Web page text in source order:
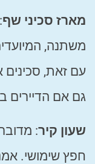
מארז סכיני שף
משתנה,
עם זאת, סכינים
גם אם הדיירים
שעון קיר:
חפץ שימושי.